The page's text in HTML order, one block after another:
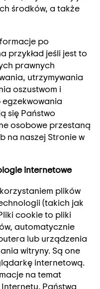
środków, a także
po
przykład jeśli jest to
prawnych
utrzymywania
oszustwom i
się Państwo
osobowe przestaną
na naszej Stronie w
internetowe
plików
(takich jak
cookie to pliki
automatycznie
lub urządzenia
witryny. Są one
internetową.
na temat
Państwa